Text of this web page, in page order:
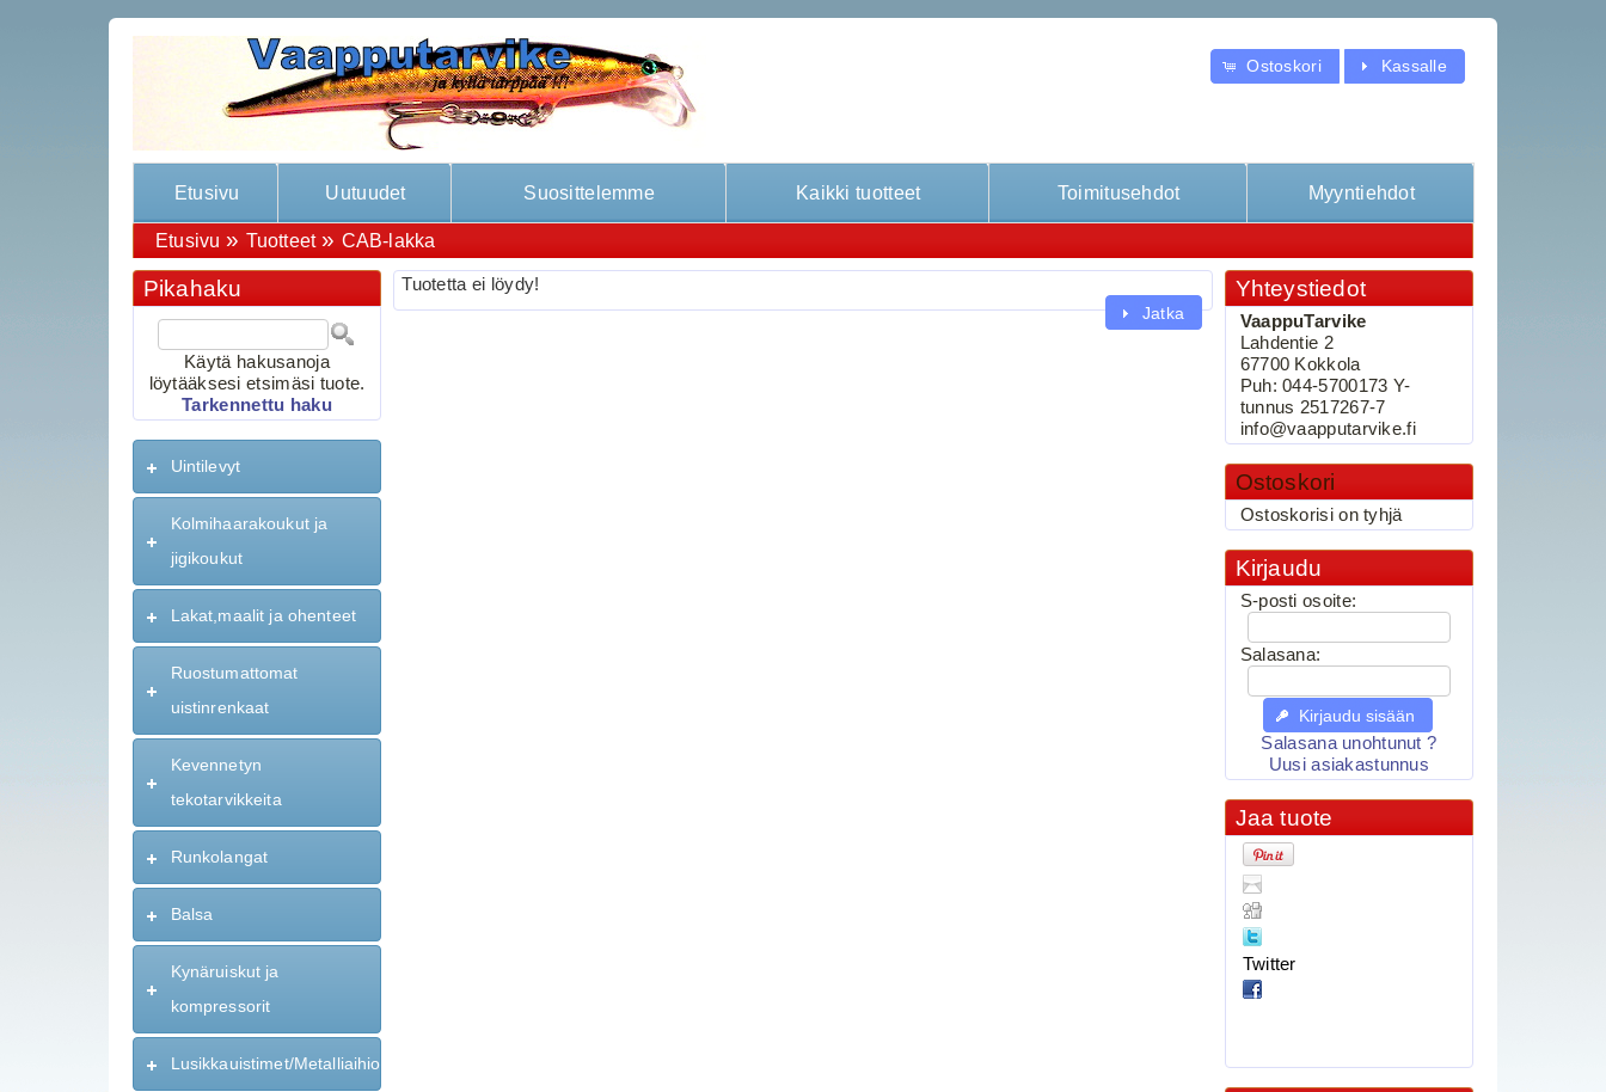
Ostoskori Kassalle
Etusivu Uutuudet Suosittelemme Kaikki tuotteet Toimitusehdot Myyntiehdot
Etusivu » Tuotteet» CAB-lakka
Tuotetta ei löydy!
Jatka
Pikahaku
Käytä hakusanoja
löytääksesi etsimäsi tuote.
Tarkennettu haku
Uintilevyt
Kolmihaarakoukut ja
jigikoukut
Lakat,maalit ja ohenteet
Ruostumattomat
uistinrenkaat
Kevennetyn
tekotarvikkeita
Runkolangat
Balsa
Kynäruiskut ja
kompressorit
Lusikkauistimet/Metalliaihiot
Yhteystiedot
VaappuTarvike
Lahdentie 2
67700 Kokkola
Puh: 044-5700173 Y-
tunnus 2517267-7
info@vaapputarvike.fi
Ostoskori
Ostoskorisi on tyhjä
Kirjaudu
S-posti osoite:
Salasana:
Kirjaudu sisään
Salasana unohtunut ?
Uusi asiakastunnus
Jaa tuote
Twitter